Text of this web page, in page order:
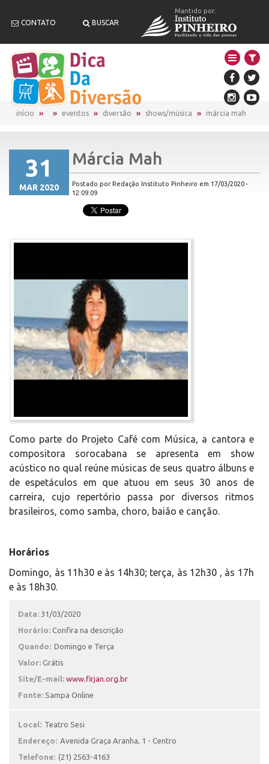
CONTATO BUSCAR
Mantido por:
início eventos diversão shows/música márcia mah
31
MAR 2020
Márcia Mah
Postado por Redação Instituto Pinheiro em 17/03/2020 -
12:09:09
Como parte do Projeto Café com Música, a cantora e
compositora sorocabana se apresenta em show
acústico no qual reúne músicas de seus quatro álbuns e
de espetáculos em que atuou em seus 30 anos de
carreira, cujo repertório passa por diversos ritmos
brasileiros, como samba, choro, baião e canção.
Horários
Domingo, às 11h30 e às 14h30; terça, às 12h30 , às 17h
e às 18h30.
Data: 31/03/2020
Horário: Confira na descrição
Quando: Domingo e Terça
Valor: Grátis
Site/E-mail: www.firjan.org.br
Fonte: Sampa Online
Local: Teatro Sesi
Endereço: Avenida Graça Aranha, 1 - Centro
Telefone: (21) 2563-4163